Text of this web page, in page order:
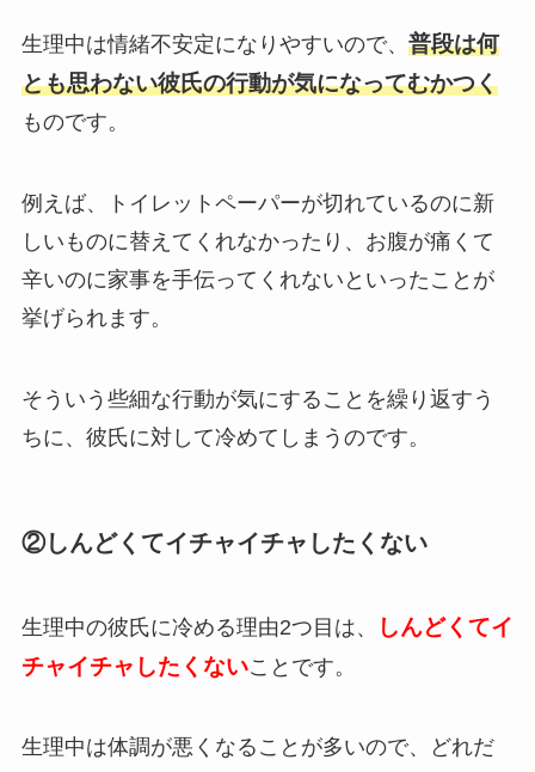
生理中は情緒不安定になりやすいので、 普段は何
とも思わない彼氏の行動が気になってむかつく
ものです。
例えば、トイレットペーパーが切れているのに新
しいものに替えてくれなかったり、お腹が痛くて
辛いのに家事を手伝ってくれないといったことが
挙げられます。
そういう些細な行動が気にすることを繰り返すう
ちに、彼氏に対して冷めてしまうのです。
②しんどくてイチャイチャしたくない
生理中の彼氏に冷める理由2つ目は、
しんどくてイ
チャイチャしたくないことです。
生理中は体調が悪くなることが多いので、どれだ